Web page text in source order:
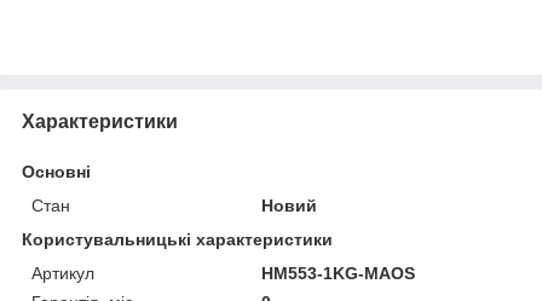
Характеристики
Основні
Стан
Новий
Користувальницькі характеристики
Артикул
HM553-1KG-MAOS